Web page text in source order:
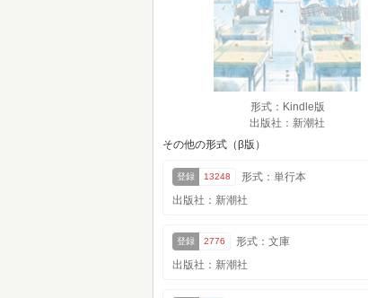
形式：Kindle版
出版社：新潮社
その他の形式（β版）
登録 13248
形式：単行本
出版社：新潮社
登録 2776
形式：文庫
出版社：新潮社